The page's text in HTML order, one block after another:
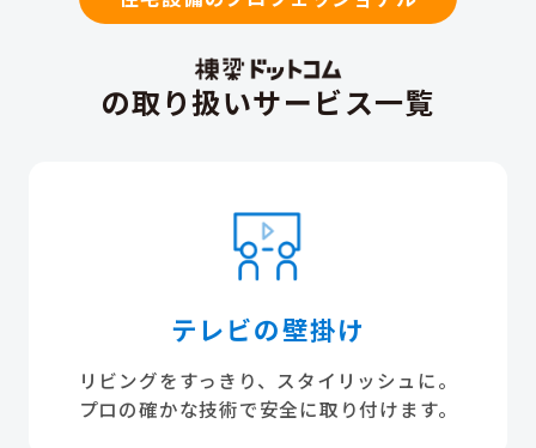
の取り扱いサービス一覧
テレビの壁掛け
リビングをすっきり、スタイリッシュに。
プロの確かな技術で安全に取り付けます。